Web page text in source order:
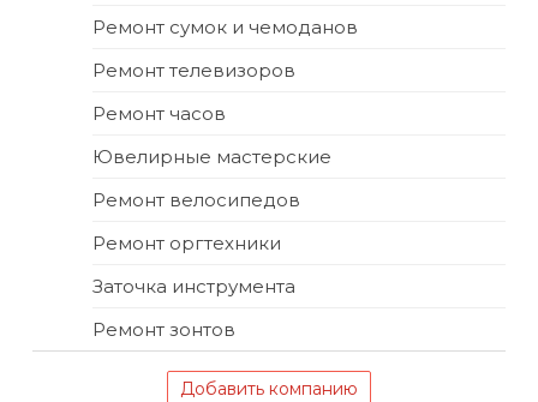
Ремонт сумок и чемоданов
Ремонт телевизоров
Ремонт часов
Ювелирные мастерские
Ремонт велосипедов
Ремонт оргтехники
Заточка инструмента
Ремонт зонтов
Добавить компанию